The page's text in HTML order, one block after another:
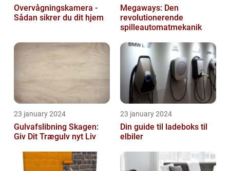
Overvågningskamera -
Sådan sikrer du dit hjem
Megaways: Den
revolutionerende
spilleautomatmekanik
23 january 2024
Gulvafslibning Skagen:
Giv Dit Trægulv nyt Liv
23 january 2024
Din guide til ladeboks til
elbiler